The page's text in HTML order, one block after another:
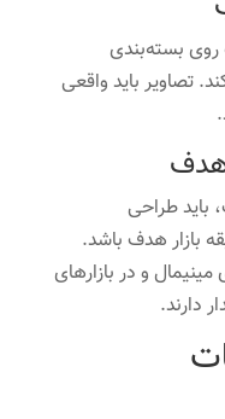
روی بسته‌بندی
تصاویر باید واقعی
هدف
طراحی
بازار هدف باشد.
مینیمال و در بازارهای
دارند.